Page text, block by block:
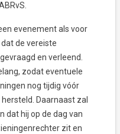
evenement als voor
de vereiste
en verleend.
zodat eventuele
nog tijdig vóór
Daarnaast zal
dat hij op de dag van
zit en